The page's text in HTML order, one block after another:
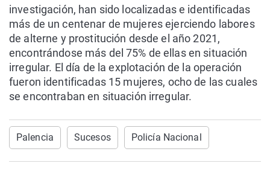
investigación, han sido localizadas e identificadas
más de un centenar de mujeres ejerciendo labores
de alterne y prostitución desde el año 2021,
encontrándose más del 75% de ellas en situación
irregular. El día de la explotación de la operación
fueron identificadas 15 mujeres, ocho de las cuales
se encontraban en situación irregular.
Palencia Sucesos Policía Nacional